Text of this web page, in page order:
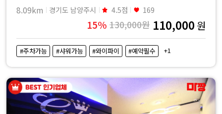
8.09km 경기도 남양주시 4.5점 169
15% 130,000원 110,000 원
#주차가능 #샤워가능 #와이파이 #예약필수 +1